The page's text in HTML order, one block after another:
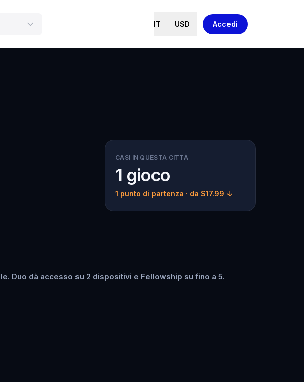
IT USD Accedi
CASI IN QUESTA CITTÀ
1 gioco
1 punto di partenza · da $17.99 ↓
Duo dà accesso su 2 dispositivi e Fellowship su fino a 5.